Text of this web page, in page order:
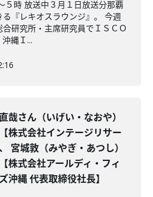
５時 放送中３月１日放送分那覇
『レキオスラウンジ』。 今週
研究所・主席研究員でＩＳＣＯ
縄Ｉ...
哉さん（いげい・なおや）
株式会社インテージリサー
宮城敦（みやぎ・あつし）
株式会社アールディ・フィ
沖縄 代表取締役社長】